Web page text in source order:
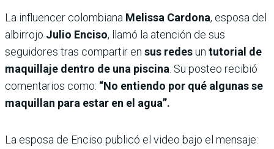
La influencer colombiana Melissa Cardona, esposa del
albirrojo Julio Enciso, llamó la atención de sus
seguidores tras compartir en sus redesun tutorial de
maquillaje dentro de una piscina . Su posteo recibió
comentarios como: “No entiendo por qué algunas se
maquillan para estar en el agua”.
La esposa de Enciso publicó el video bajo el mensaje: